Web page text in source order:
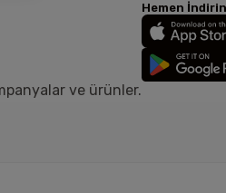
ve ürünler.
Hemen